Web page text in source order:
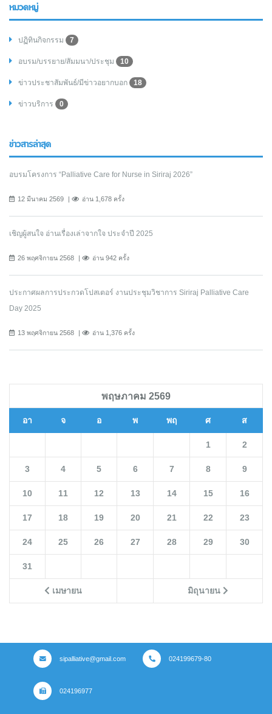
หมวดหมู่
ปฏิทินกิจกรรม 7
อบรม/บรรยาย/สัมมนา/ประชุม 10
ข่าวประชาสัมพันธ์/มีข่าวอยากบอก 18
ข่าวบริการ 0
ข่าวสารล่าสุด
อบรมโครงการ “Palliative Care for Nurse in Siriraj 2026”
12 มีนาคม 2569 อ่าน 1,678 ครั้ง
เชิญผู้สนใจ อ่านเรื่องเล่าจากใจ ประจำปี 2025
26 พฤศจิกายน 2568 อ่าน 942 ครั้ง
ประกาศผลการประกวดโปสเตอร์ งานประชุมวิชาการ Siriraj Palliative Care
Day 2025
13 พฤศจิกายน 2568 อ่าน 1,376 ครั้ง
พฤษภาคม 2569
อา จ อ พ พฤ ศ ส
เมษายน มิถุนายน
1 2
3 4 5 6 7 8 9
10 11 12 13 14 15 16
17 18 19 20 21 22 23
24 25 26 27 28 29 30
31
sipalliative@gmail.com 024199679-80
024196977